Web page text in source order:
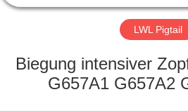
FABRIK-
LWL Pigtail
Biegung intensiver
G657A1 G657A2